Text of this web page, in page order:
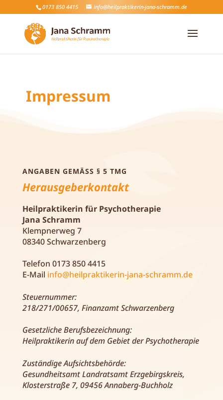
0173 850 4415 info@heilpraktikerin-jana-schramm.de
Impressum
ANGABEN GEMÄSS § 5 TMG
Herausgeberkontakt
Heilpraktikerin für Psychotherapie
Jana Schramm
Klempnerweg 7
08340 Schwarzenberg
Telefon 0173 850 4415
E-Mail info@heilpraktikerin-jana-schramm.de
Steuernummer:
218/271/00657, Finanzamt Schwarzenberg
Gesetzliche Berufsbezeichnung:
Heilpraktikerin auf dem Gebiet der Psychotherapie
Zuständige Aufsichtsbehörde:
Gesundheitsamt Landratsamt Erzgebirgskreis,
Klosterstraße 7, 09456 Annaberg-Buchholz